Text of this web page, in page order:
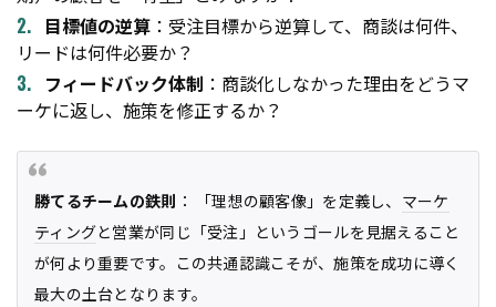
目標値の逆算 ：受注目標から逆算して、商談は何件、
リードは何件必要か？
フィードバック体制 ：商談化しなかった理由をどうマ
ーケに返し、施策を修正するか？
勝てるチームの鉄則 ： 「理想の顧客像」を定義し、 マーケ
ティングと営業が同じ「受注」というゴールを見据えること
が何より重要です。この共通認識こそが、施策を成功に導く
最大の土台となります。